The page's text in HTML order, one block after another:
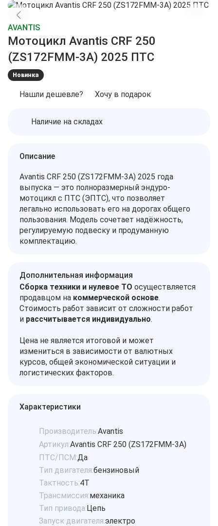
AVANTIS
Мотоцикл Avantis CRF 250
(ZS172FMM-3A) 2025 ПТС
Новинка
Нашли дешевле? Хочу в подарок
Наличие на складах
Описание
Avantis CRF 250 (ZS172FMM-3A) 2025 года
выпуска — это полноразмерный эндуро-
мотоцикл с ПТС (ЭПТС), что позволяет
легально использовать его на дорогах общего
пользования. Модель сочетает надёжность,
регулируемую подвеску и продуманную
комплектацию.
Дополнительная информация
Сборка техники и нулевое ТО осуществляется
продавцом на коммерческой основе.
Стоимость работ зависит от сложности работ
и рассчитывается индивидуально.
Цена не является итоговой и может
измениться в зависимости от валютных
курсов, общей экономической ситуации и
логистических факторов.
Характеристики
Производитель:Avantis
Артикул:Avantis CRF 250 (ZS172FMM-3A)
ПТС/ПСМ:Да
Тип двигателя:бензиновый
Тактность:4Т
Трансмиссия:механика
Тип привода:Цепь
Запуск двигателя:электро